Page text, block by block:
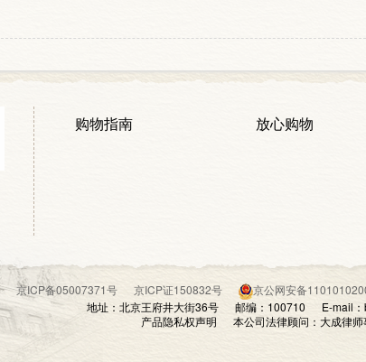
购物指南 放心购物
京ICP备05007371号 京ICP证150832号 京公网安备
地址：北京王府井大街36号 邮编：100710 E-mail：
产品隐私权声明 本公司法律顾问：大成律师